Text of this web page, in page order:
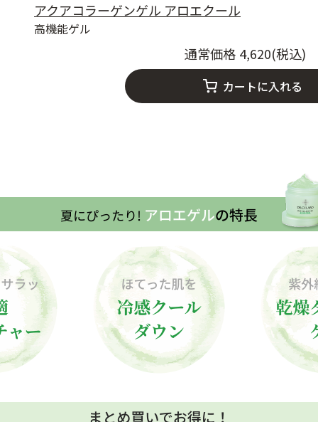
アクアコラーゲンゲル アロエクール
高機能ゲル
4,620
カートに入れる